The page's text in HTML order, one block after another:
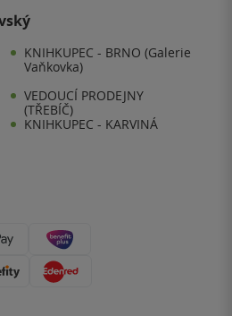
KNIHKUPEC - BRNO (Galerie
Vaňkovka)
VEDOUCÍ PRODEJNY
(TŘEBÍČ)
KNIHKUPEC - KARVINÁ